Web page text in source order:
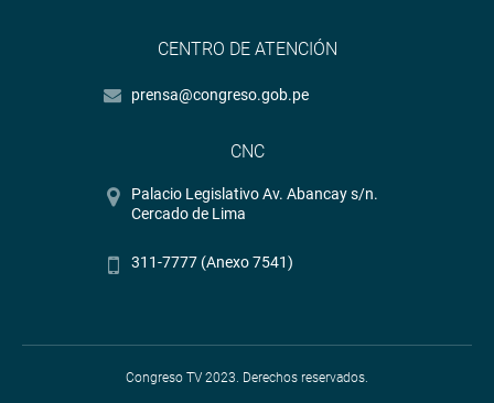
CENTRO DE ATENCIÓN
prensa@congreso.gob.pe
CNC
Palacio Legislativo Av. Abancay s/n.
Cercado de Lima
311-7777 (Anexo 7541)
Congreso TV 2023. Derechos reservados.